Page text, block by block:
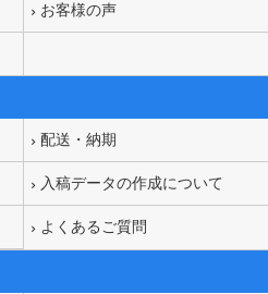
お客様の声
配送・納期
入稿データの作成について
よくあるご質問